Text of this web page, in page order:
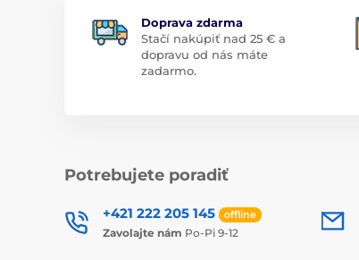
Doprava zdarma
Stačí nakúpiť nad 25 € a
dopravu od nás máte
zadarmo.
Potrebujete poradiť
+421 222 205 145 offline
Zavolajte nám Po-Pi 9-12